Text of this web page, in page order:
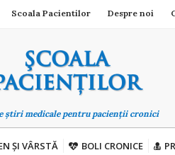
Scoala Pacientilor Despre noi
știri medicale pentru pacienții cronici
ȘI VÂRSTĂ BOLI CRONICE